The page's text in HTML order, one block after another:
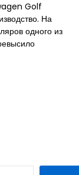
Golf
На
одного из